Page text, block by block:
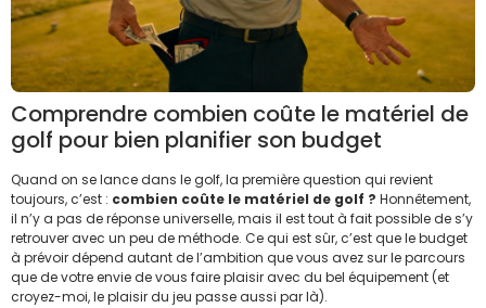
Comprendre combien coûte le matériel de
golf pour bien planifier son budget
Quand on se lance dans le golf, la première question qui revient
toujours, c’est : combien coûte le matériel de golf ? Honnêtement,
il n’y a pas de réponse universelle, mais il est tout à fait possible de s’y
retrouver avec un peu de méthode. Ce qui est sûr, c’est que le budget
à prévoir dépend autant de l’ambition que vous avez sur le parcours
que de votre envie de vous faire plaisir avec du bel équipement (et
croyez-moi, le plaisir du jeu passe aussi par là).